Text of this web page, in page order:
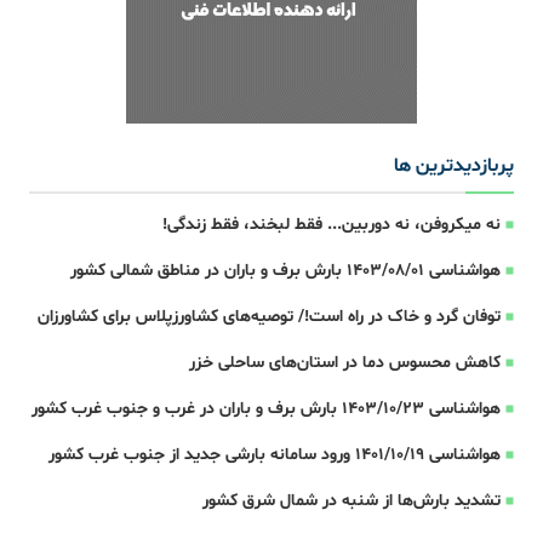
پربازدیدترین ها
نه میکروفن، نه دوربین... فقط لبخند، فقط زندگی!
هواشناسی 1403/08/01 بارش برف و باران در مناطق شمالی کشور
توفان گرد و خاک در راه است!/ توصیه‌های کشاورزپلاس برای کشاورزان
کاهش محسوس دما در استان‌های ساحلی خزر
هواشناسی 1403/10/23 بارش برف و باران در غرب و جنوب غرب کشور
هواشناسی 1401/10/19 ورود سامانه بارشی جدید از جنوب غرب کشور
تشدید بارش‌ها از شنبه در شمال شرق کشور